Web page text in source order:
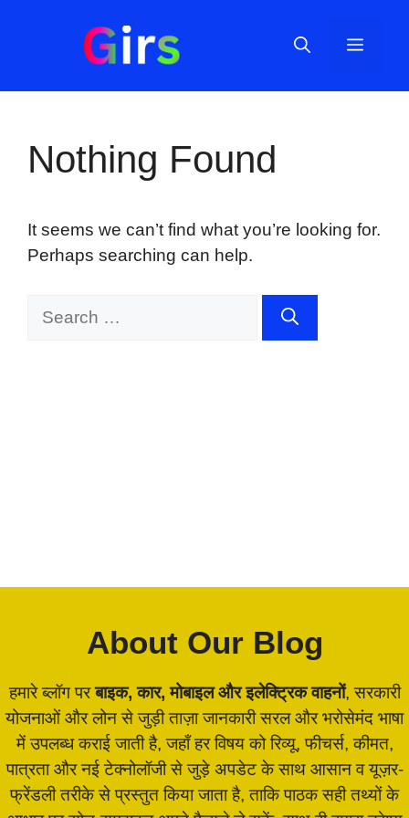
Menu
Nothing Found
It seems we can’t find what you’re looking for.
Perhaps searching can help.
About Our Blog
हमारे ब्लॉग परबाइक, कार, मोबाइल और इलेक्ट्रिक वाहनों, सरकारी
योजनाओं और लोन से जुड़ी ताज़ा जानकारी सरल और भरोसेमंद भाषा
में उपलब्ध कराई जाती है, जहाँ हर विषय को रिव्यू, फीचर्स, कीमत,
पात्रता और नई टेक्नोलॉजी से जुड़े अपडेट के साथ आसान व यूज़र-
फ्रेंडली तरीके से प्रस्तुत किया जाता है, ताकि पाठक सही तथ्यों के